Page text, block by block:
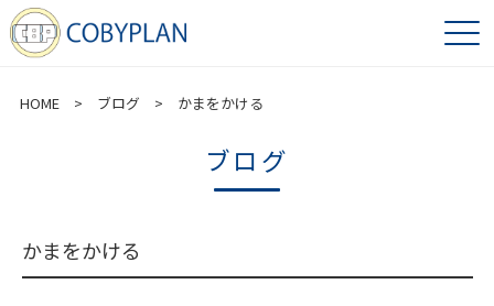
HOME> ブログ > かまをかける
ブログ
かまをかける